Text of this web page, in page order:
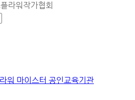
라워작가협회
워 마이스터 공인교육기관